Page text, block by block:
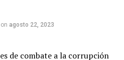
on agosto 22, 2023
de combate a la corrupción